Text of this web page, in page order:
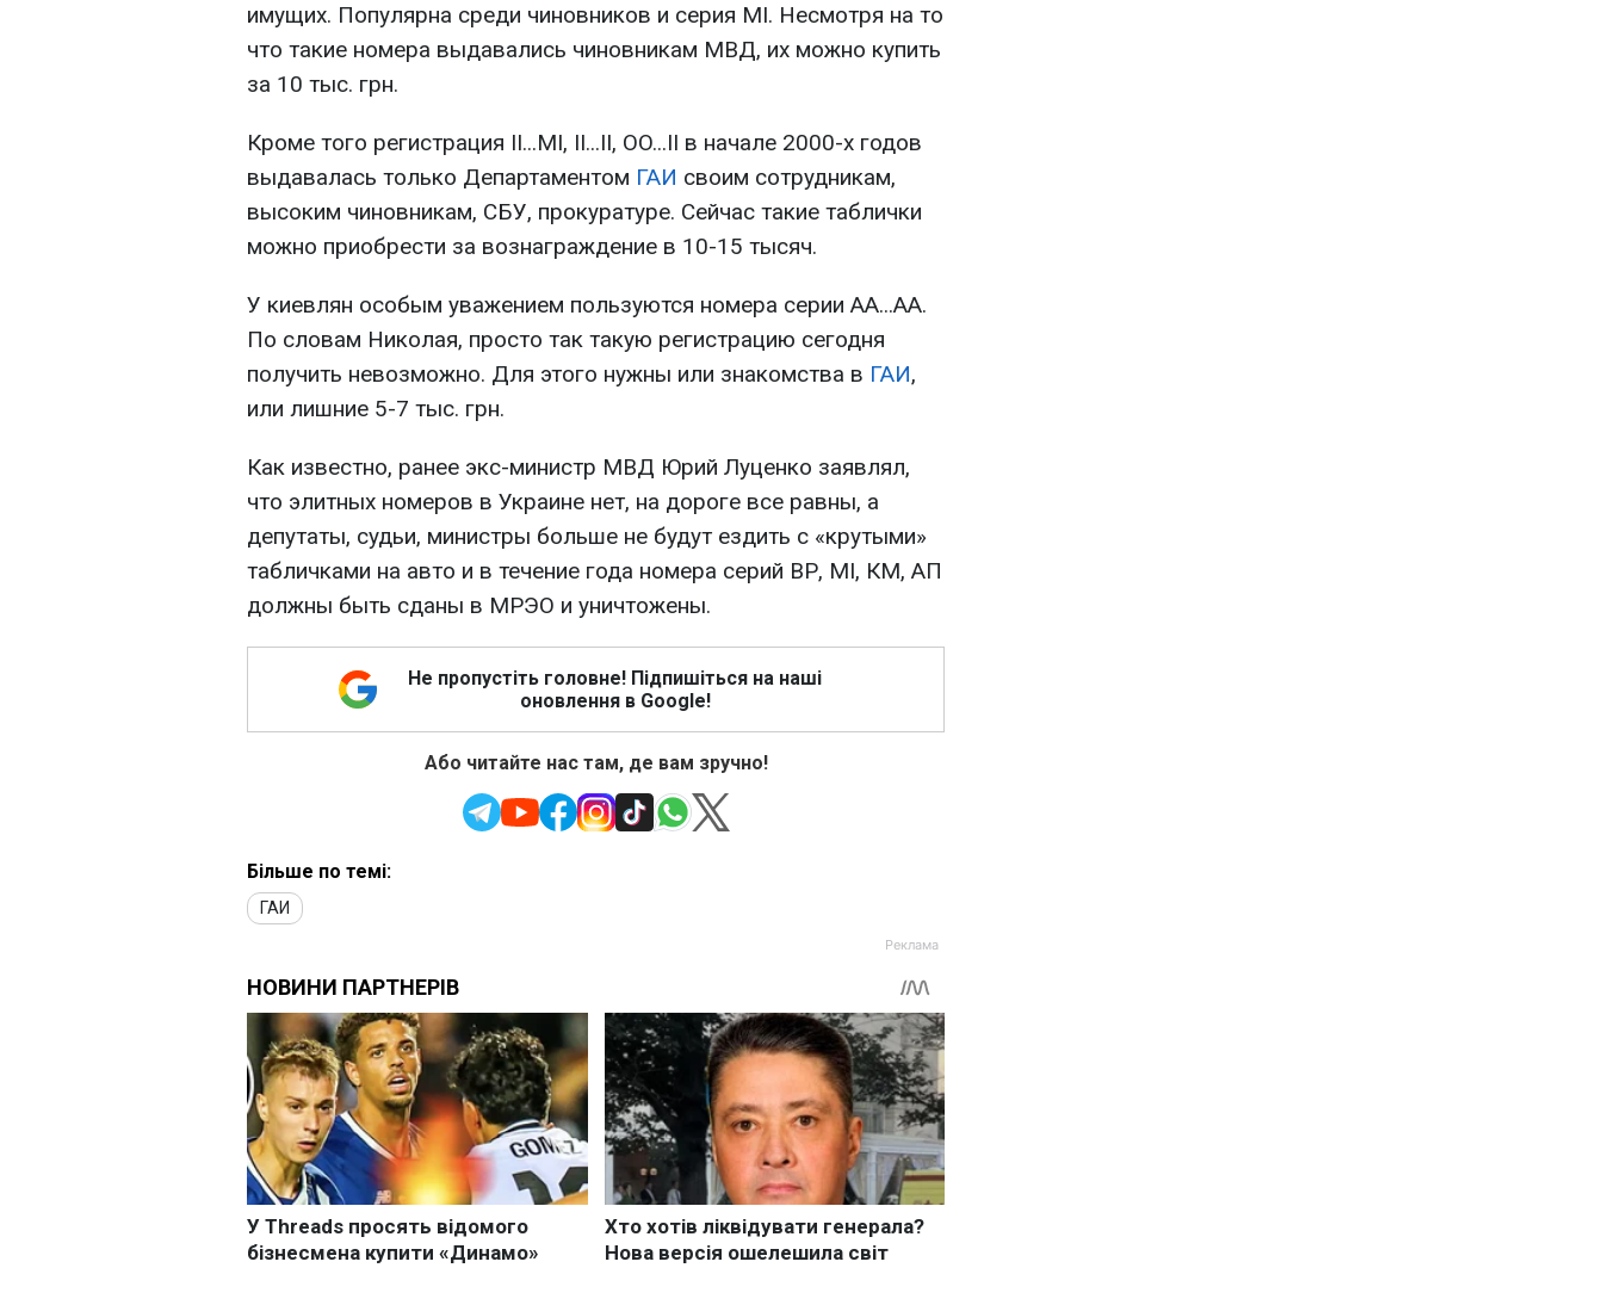
имущих. Популярна среди чиновников и серия МІ. Несмотря на то
что такие номера выдавались чиновникам МВД, их можно купить
за 10 тыс. грн.
Кроме того регистрация ІІ...МІ, ІІ...ІІ, OO...ІІ в начале 2000-х годов
выдавалась только Департаментом ГАИ своим сотрудникам,
высоким чиновникам, СБУ, прокуратуре. Сейчас такие таблички
можно приобрести за вознаграждение в 10-15 тысяч.
У киевлян особым уважением пользуются номера серии АА...АА.
По словам Николая, просто так такую регистрацию сегодня
получить невозможно. Для этого нужны или знакомства в ГАИ,
или лишние 5-7 тыс. грн.
Как известно, ранее экс-министр МВД Юрий Луценко заявлял,
что элитных номеров в Украине нет, на дороге все равны, а
депутаты, судьи, министры больше не будут ездить с «крутыми»
табличками на авто и в течение года номера серий ВР, МІ, КМ, АП
должны быть сданы в МРЭО и уничтожены.
Не пропустіть головне! Підпишіться на наші
оновлення в Google!
Або читайте нас там, де вам зручно!
Більше по темі:
ГАИ